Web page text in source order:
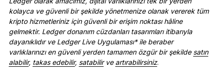
kolayca ve güvenli bir şekilde yönetmenize olanak vererek tüm
kripto hizmetleriniz için güvenli bir erişim noktası hâline
gelmektir. Ledger donanım cüzdanları tasarımları itibarıyla
dayanıklıdır ve Ledger Live Uygulaması* ile beraber
varlıklarınızı en güvenli yerden tamamen özgür bir şekilde satın
alabilir, takas edebilir, satabilir ve artırabilirsiniz.